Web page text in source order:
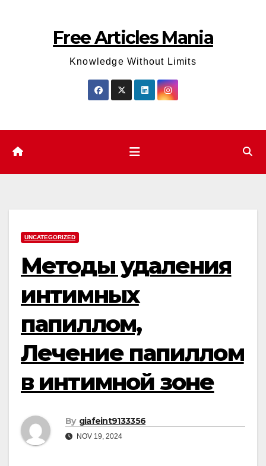
Free Articles Mania
Knowledge Without Limits
UNCATEGORIZED
Методы удаления
интимных
папиллом,
Лечение папиллом
в интимной зоне
By giafeint9133356
NOV 19, 2024